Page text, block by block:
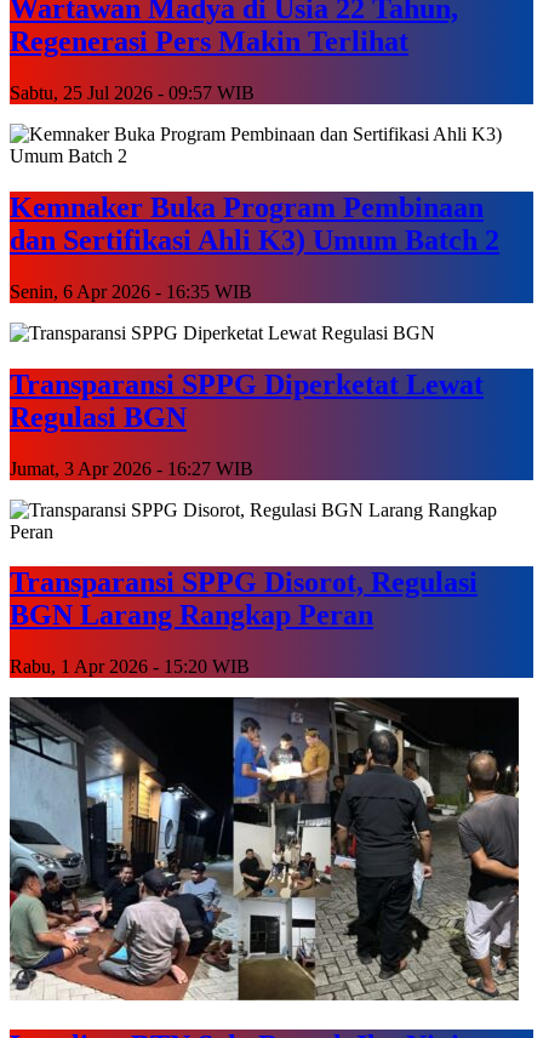
Wartawan Madya di Usia 22 Tahun,
Regenerasi Pers Makin Terlihat
Sabtu, 25 Jul 2026 - 09:57 WIB
Kemnaker Buka Program Pembinaan
dan Sertifikasi Ahli K3) Umum Batch 2
Senin, 6 Apr 2026 - 16:35 WIB
Transparansi SPPG Diperketat Lewat
Regulasi BGN
Jumat, 3 Apr 2026 - 16:27 WIB
Transparansi SPPG Disorot, Regulasi
BGN Larang Rangkap Peran
Rabu, 1 Apr 2026 - 15:20 WIB